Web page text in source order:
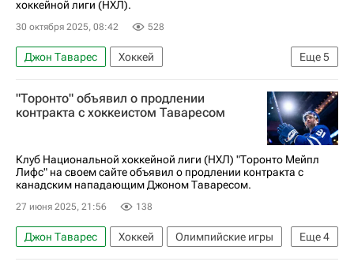
хоккейной лиги (НХЛ).
30 октября 2025, 08:42 528
Еще5
Джон Таварес
Хоккей
Национальная хоккейная лига (НХЛ)
Коламбус Блю Джекетс
Иван Проворов
"Торонто" объявил о продлении
контракта с хоккеистом Таваресом
Клуб Национальной хоккейной лиги (НХЛ) "Торонто Мейпл
Лифс" на своем сайте объявил о продлении контракта с
канадским нападающим Джоном Таваресом.
27 июня 2025, 21:56 138
Еще4
Джон Таварес Хоккей
Олимпийские игры
Торонто
Россия
Торонто Мейпл Лифс